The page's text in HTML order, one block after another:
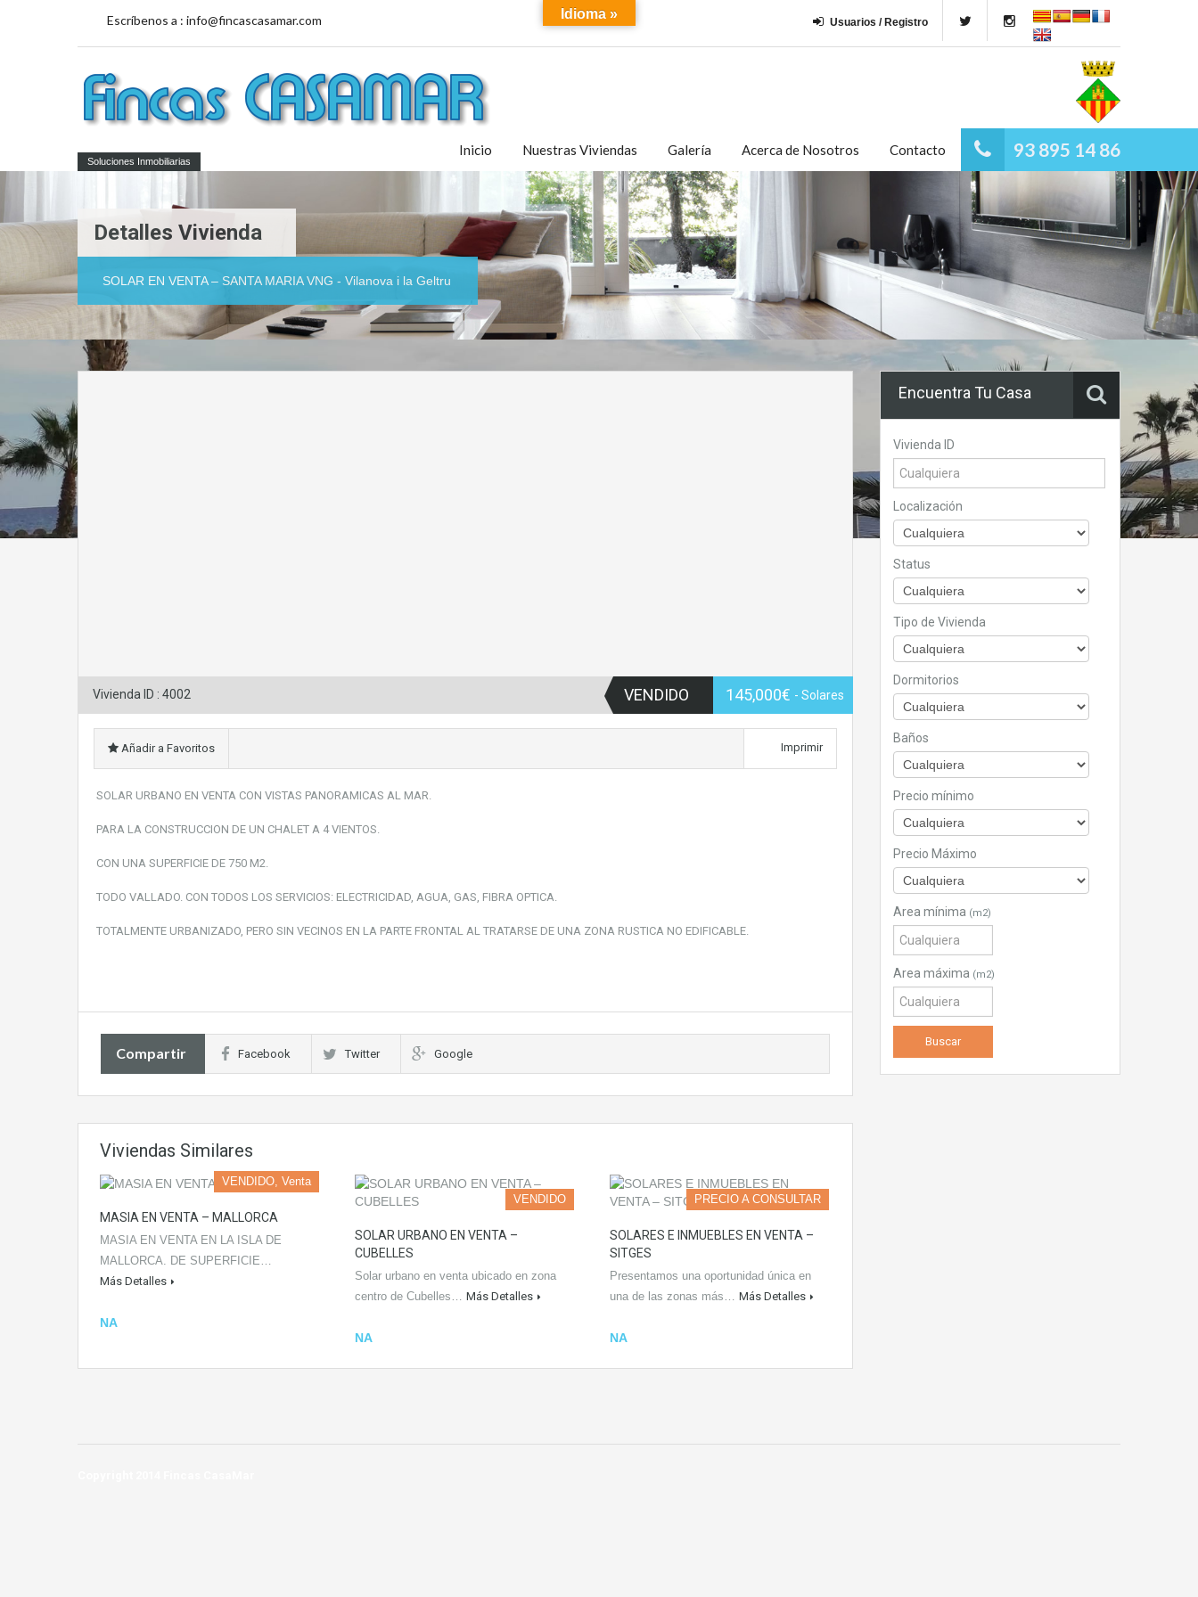
Escríbenos a : info@fincascasamar.com Usuarios / Registro
Soluciones Inmobiliarias
93 895 14 86
Inicio Nuestras Viviendas Galería Acerca de Nosotros Contacto
Detalles Vivienda
SOLAR EN VENTA – SANTA MARIA VNG - Vilanova i la Geltru
Vivienda ID : 4002 VENDIDO 145,000€ - Solares
Añadir a Favoritos Imprimir
SOLAR URBANO EN VENTA CON VISTAS PANORAMICAS AL MAR.
PARA LA CONSTRUCCION DE UN CHALET A 4 VIENTOS.
CON UNA SUPERFICIE DE 750 M2.
TODO VALLADO. CON TODOS LOS SERVICIOS: ELECTRICIDAD, AGUA, GAS, FIBRA OPTICA.
TOTALMENTE URBANIZADO, PERO SIN VECINOS EN LA PARTE FRONTAL AL TRATARSE DE UNA ZONA RUSTICA NO EDIFICABLE.
Compartir Facebook Twitter Google
Viviendas Similares
VENDIDO, Venta
MASIA EN VENTA – MALLORCA
MASIA EN VENTA EN LA ISLA DE
MALLORCA. DE SUPERFICIE…
Más Detalles
NA
VENDIDO
SOLAR URBANO EN VENTA –
CUBELLES
Solar urbano en venta ubicado en zona
centro de Cubelles… Más Detalles
NA
PRECIO A CONSULTAR
SOLARES E INMUEBLES EN VENTA –
SITGES
Presentamos una oportunidad única en
una de las zonas más… Más Detalles
NA
Encuentra Tu Casa
Vivienda ID
Localización
Status
Tipo de Vivienda
Dormitorios
Baños
Precio mínimo
Precio Máximo
Area mínima (m2)
Area máxima (m2)
Idioma »